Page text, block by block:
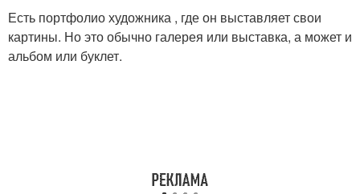
Есть портфолио художника , где он выставляет свои
картины. Но это обычно галерея или выставка, а может и
альбом или буклет.